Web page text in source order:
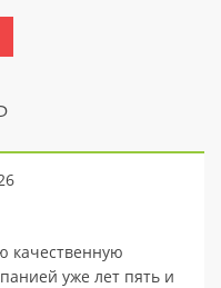
качественную
уже лет пять и